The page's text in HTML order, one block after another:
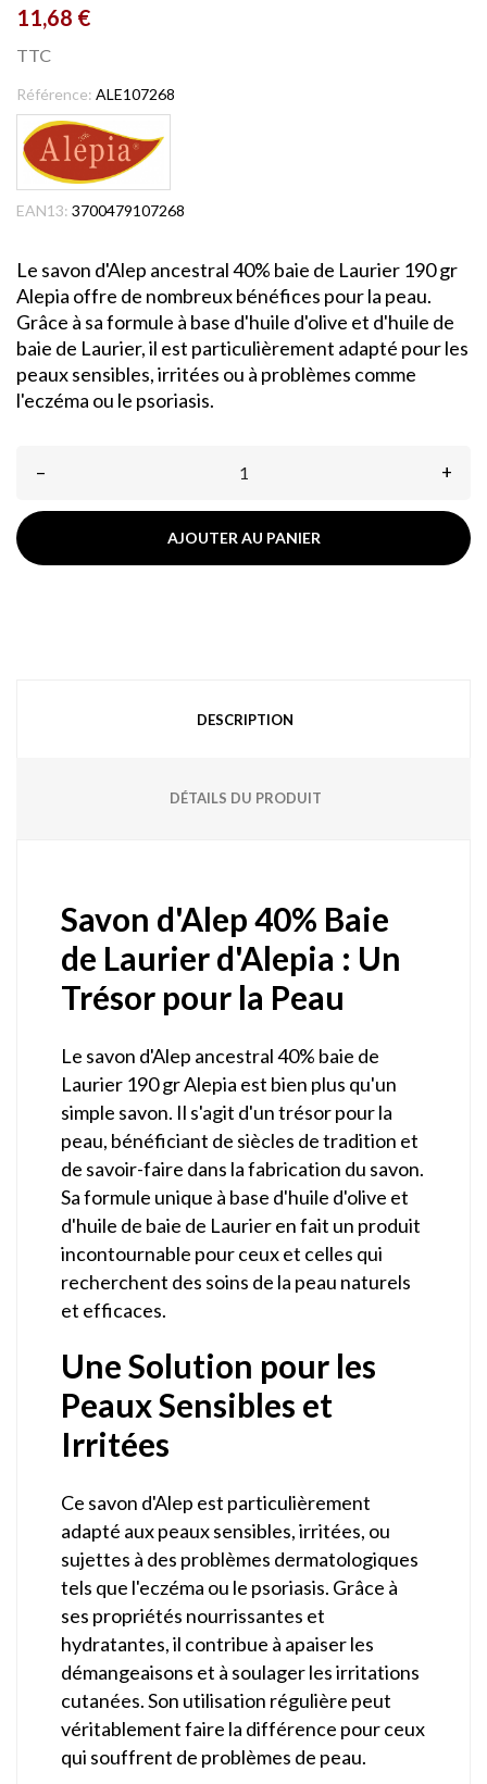
11,68 €
TTC
Référence: ALE107268
EAN13: 3700479107268
Le savon d'Alep ancestral 40% baie de Laurier 190 gr
Alepia offre de nombreux bénéfices pour la peau.
Grâce à sa formule à base d'huile d'olive et d'huile de
baie de Laurier, il est particulièrement adapté pour les
peaux sensibles, irritées ou à problèmes comme
l'eczéma ou le psoriasis.
– +
AJOUTER AU PANIER
DESCRIPTION
DÉTAILS DU PRODUIT
Savon d'Alep 40% Baie
de Laurier d'Alepia : Un
Trésor pour la Peau
Le savon d'Alep ancestral 40% baie de
Laurier 190 gr Alepia est bien plus qu'un
simple savon. Il s'agit d'un trésor pour la
peau, bénéficiant de siècles de tradition et
de savoir-faire dans la fabrication du savon.
Sa formule unique à base d'huile d'olive et
d'huile de baie de Laurier en fait un produit
incontournable pour ceux et celles qui
recherchent des soins de la peau naturels
et efficaces.
Une Solution pour les
Peaux Sensibles et
Irritées
Ce savon d'Alep est particulièrement
adapté aux peaux sensibles, irritées, ou
sujettes à des problèmes dermatologiques
tels que l'eczéma ou le psoriasis. Grâce à
ses propriétés nourrissantes et
hydratantes, il contribue à apaiser les
démangeaisons et à soulager les irritations
cutanées. Son utilisation régulière peut
véritablement faire la différence pour ceux
qui souffrent de problèmes de peau.